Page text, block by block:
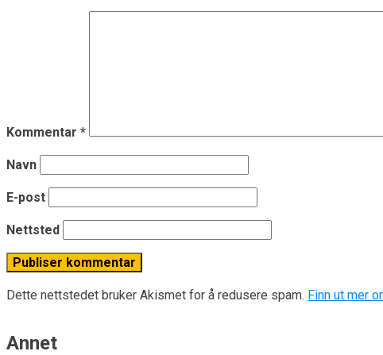
Kommentar *
Navn
E-post
Nettsted
Dette nettstedet bruker Akismet for å redusere spam. Finn ut mer
Annet